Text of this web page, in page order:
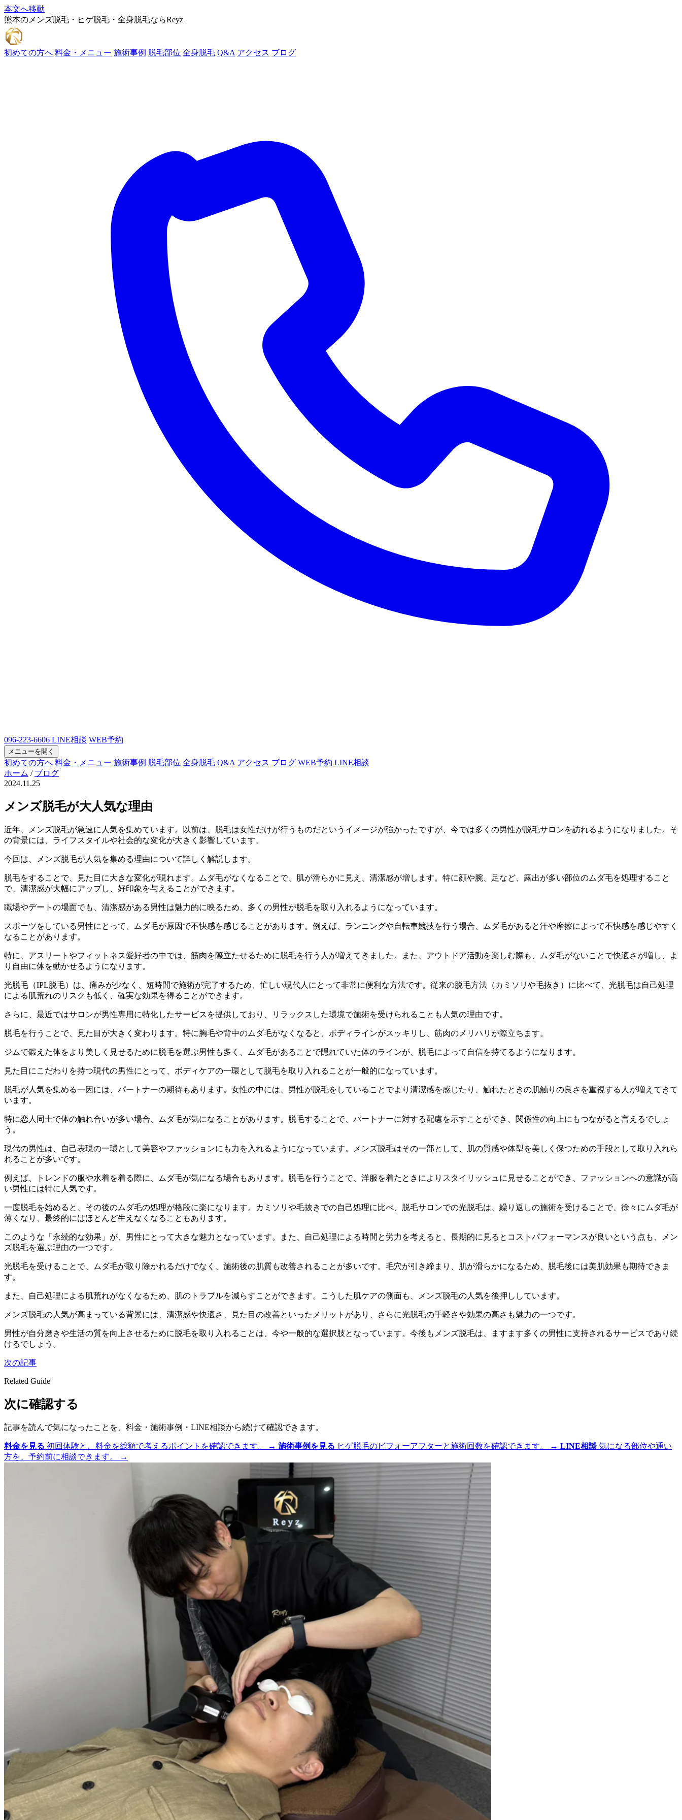
本文へ移動
熊本のメンズ脱毛・ヒゲ脱毛・全身脱毛ならReyz
初めての方へ 料金・メニュー 施術事例 脱毛部位 全身脱毛 Q&A アクセス ブログ
096-223-6606 LINE相談 WEB予約
メニューを開く
初めての方へ 料金・メニュー 施術事例 脱毛部位 全身脱毛 Q&A アクセス ブログ WEB予約 LINE相談
ホーム / ブログ
2024.11.25
メンズ脱毛が大人気な理由
近年、メンズ脱毛が急速に人気を集めています。以前は、脱毛は女性だけが行うものだというイメージが強かったですが、今では多くの男性が脱毛サロンを訪れるようになりました。そ
の背景には、ライフスタイルや社会的な変化が大きく影響しています。
今回は、メンズ脱毛が人気を集める理由について詳しく解説します。
脱毛をすることで、見た目に大きな変化が現れます。ムダ毛がなくなることで、肌が滑らかに見え、清潔感が増します。特に顔や腕、足など、露出が多い部位のムダ毛を処理すること
で、清潔感が大幅にアップし、好印象を与えることができます。
職場やデートの場面でも、清潔感がある男性は魅力的に映るため、多くの男性が脱毛を取り入れるようになっています。
スポーツをしている男性にとって、ムダ毛が原因で不快感を感じることがあります。例えば、ランニングや自転車競技を行う場合、ムダ毛があると汗や摩擦によって不快感を感じやすく
なることがあります。
特に、アスリートやフィットネス愛好者の中では、筋肉を際立たせるために脱毛を行う人が増えてきました。また、アウトドア活動を楽しむ際も、ムダ毛がないことで快適さが増し、よ
り自由に体を動かせるようになります。
光脱毛（IPL脱毛）は、痛みが少なく、短時間で施術が完了するため、忙しい現代人にとって非常に便利な方法です。従来の脱毛方法（カミソリや毛抜き）に比べて、光脱毛は自己処理
による肌荒れのリスクも低く、確実な効果を得ることができます。
さらに、最近ではサロンが男性専用に特化したサービスを提供しており、リラックスした環境で施術を受けられることも人気の理由です。
脱毛を行うことで、見た目が大きく変わります。特に胸毛や背中のムダ毛がなくなると、ボディラインがスッキリし、筋肉のメリハリが際立ちます。
ジムで鍛えた体をより美しく見せるために脱毛を選ぶ男性も多く、ムダ毛があることで隠れていた体のラインが、脱毛によって自信を持てるようになります。
見た目にこだわりを持つ現代の男性にとって、ボディケアの一環として脱毛を取り入れることが一般的になっています。
脱毛が人気を集める一因には、パートナーの期待もあります。女性の中には、男性が脱毛をしていることでより清潔感を感じたり、触れたときの肌触りの良さを重視する人が増えてきて
います。
特に恋人同士で体の触れ合いが多い場合、ムダ毛が気になることがあります。脱毛することで、パートナーに対する配慮を示すことができ、関係性の向上にもつながると言えるでしょ
う。
現代の男性は、自己表現の一環として美容やファッションにも力を入れるようになっています。メンズ脱毛はその一部として、肌の質感や体型を美しく保つための手段として取り入れら
れることが多いです。
例えば、トレンドの服や水着を着る際に、ムダ毛が気になる場合もあります。脱毛を行うことで、洋服を着たときによりスタイリッシュに見せることができ、ファッションへの意識が高
い男性には特に人気です。
一度脱毛を始めると、その後のムダ毛の処理が格段に楽になります。カミソリや毛抜きでの自己処理に比べ、脱毛サロンでの光脱毛は、繰り返しの施術を受けることで、徐々にムダ毛が
薄くなり、最終的にはほとんど生えなくなることもあります。
このような「永続的な効果」が、男性にとって大きな魅力となっています。また、自己処理による時間と労力を考えると、長期的に見るとコストパフォーマンスが良いという点も、メン
ズ脱毛を選ぶ理由の一つです。
光脱毛を受けることで、ムダ毛が取り除かれるだけでなく、施術後の肌質も改善されることが多いです。毛穴が引き締まり、肌が滑らかになるため、脱毛後には美肌効果も期待できま
す。
また、自己処理による肌荒れがなくなるため、肌のトラブルを減らすことができます。こうした肌ケアの側面も、メンズ脱毛の人気を後押ししています。
メンズ脱毛の人気が高まっている背景には、清潔感や快適さ、見た目の改善といったメリットがあり、さらに光脱毛の手軽さや効果の高さも魅力の一つです。
男性が自分磨きや生活の質を向上させるために脱毛を取り入れることは、今や一般的な選択肢となっています。今後もメンズ脱毛は、ますます多くの男性に支持されるサービスであり続
けるでしょう。
次の記事
Related Guide
次に確認する
記事を読んで気になったことを、料金・施術事例・LINE相談から続けて確認できます。
料金を見る 初回体験と、料金を総額で考えるポイントを確認できます。 → 施術事例を見る ヒゲ脱毛のビフォーアフターと施術回数を確認できます。 → LINE相談 気になる部位や通い
方を、予約前に相談できます。
→